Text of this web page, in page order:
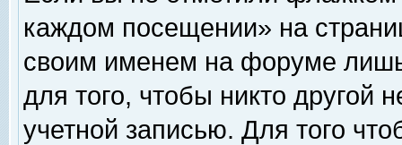
каждом посещении» на
своим именем на форуме
для того, чтобы никто другой
учетной записью. Для того